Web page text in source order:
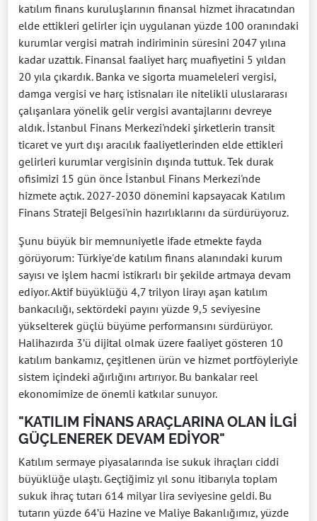
katılım finans kuruluşlarının finansal hizmet ihracatından
elde ettikleri gelirler için uygulanan yüzde 100 oranındaki
kurumlar vergisi matrah indiriminin süresini 2047 yılına
kadar uzattık. Finansal faaliyet harç muafiyetini 5 yıldan
20 yıla çıkardık. Banka ve sigorta muameleleri vergisi,
damga vergisi ve harç istisnaları ile nitelikli uluslararası
çalışanlara yönelik gelir vergisi avantajlarını devreye
aldık. İstanbul Finans Merkezi'ndeki şirketlerin transit
ticaret ve yurt dışı aracılık faaliyetlerinden elde ettikleri
gelirleri kurumlar vergisinin dışında tuttuk. Tek durak
ofisimizi 15 gün önce İstanbul Finans Merkezi'nde
hizmete açtık. 2027-2030 dönemini kapsayacak Katılım
Finans Strateji Belgesi'nin hazırlıklarını da sürdürüyoruz.
Şunu büyük bir memnuniyetle ifade etmekte fayda
görüyorum: Türkiye'de katılım finans alanındaki kurum
sayısı ve işlem hacmi istikrarlı bir şekilde artmaya devam
ediyor. Aktif büyüklüğü 4,7 trilyon lirayı aşan katılım
bankacılığı, sektördeki payını yüzde 9,5 seviyesine
yükselterek güçlü büyüme performansını sürdürüyor.
Halihazırda 3’ü dijital olmak üzere faaliyet gösteren 10
katılım bankamız, çeşitlenen ürün ve hizmet portföyleriyle
sistem içindeki ağırlığını artırıyor. Bu bankalar reel
ekonomimize de önemli katkılar sunuyor.
"KATILIM FİNANS ARAÇLARINA OLAN İLGİ
GÜÇLENEREK DEVAM EDİYOR"
Katılım sermaye piyasalarında ise sukuk ihraçları ciddi
büyüklüğe ulaştı. Geçtiğimiz yıl sonu itibarıyla toplam
sukuk ihraç tutarı 614 milyar lira seviyesine geldi. Bu
tutarın yüzde 64’ü Hazine ve Maliye Bakanlığımız, yüzde